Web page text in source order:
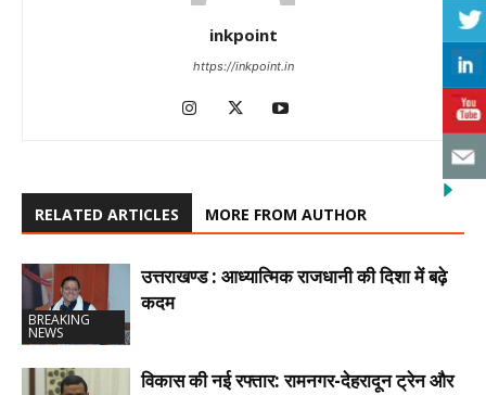
inkpoint
https://inkpoint.in
RELATED ARTICLES MORE FROM AUTHOR
BREAKING
NEWS
उत्तराखण्ड : आध्यात्मिक राजधानी की दिशा में बढ़े
कदम
विकास की नई रफ्तार: रामनगर-देहरादून ट्रेन और